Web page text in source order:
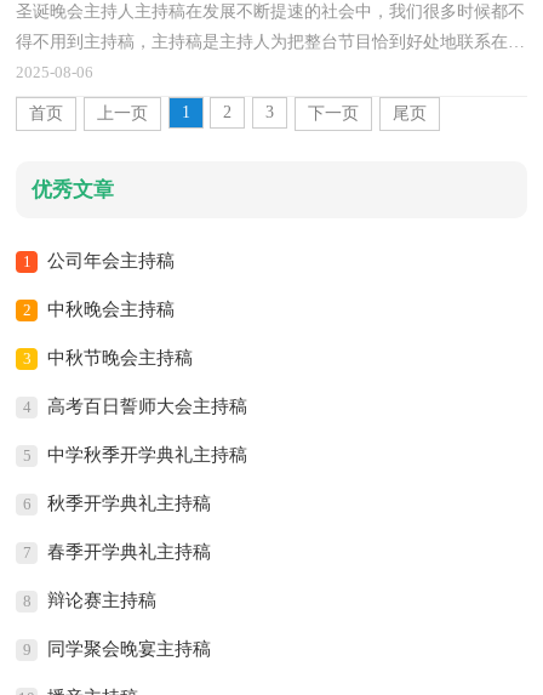
圣诞晚会主持人主持稿在发展不断提速的社会中，我们很多时候都不
得不用到主持稿，主持稿是主持人为把整台节目恰到好处地联系在一
起而事先准备好的稿子。相信许多人会觉得主持稿...
2025-08-06
首页 上一页 1 2 3 下一页 尾页
优秀文章
1 公司年会主持稿
2 中秋晚会主持稿
3 中秋节晚会主持稿
4 高考百日誓师大会主持稿
5 中学秋季开学典礼主持稿
6 秋季开学典礼主持稿
7 春季开学典礼主持稿
8 辩论赛主持稿
9 同学聚会晚宴主持稿